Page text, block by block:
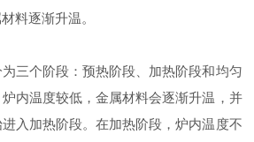
料逐渐升温。
个阶段：预热阶段、加热阶段和均匀
内温度较低，金属材料会逐渐升温，并
入加热阶段。在加热阶段，炉内温度不